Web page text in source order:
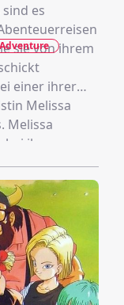
es
sie von ihrem
Melissa
Melissa
ihren
verborgene
dann den
exzentrische
mit seinen
Erfinder Dr.
für die
immer wieder